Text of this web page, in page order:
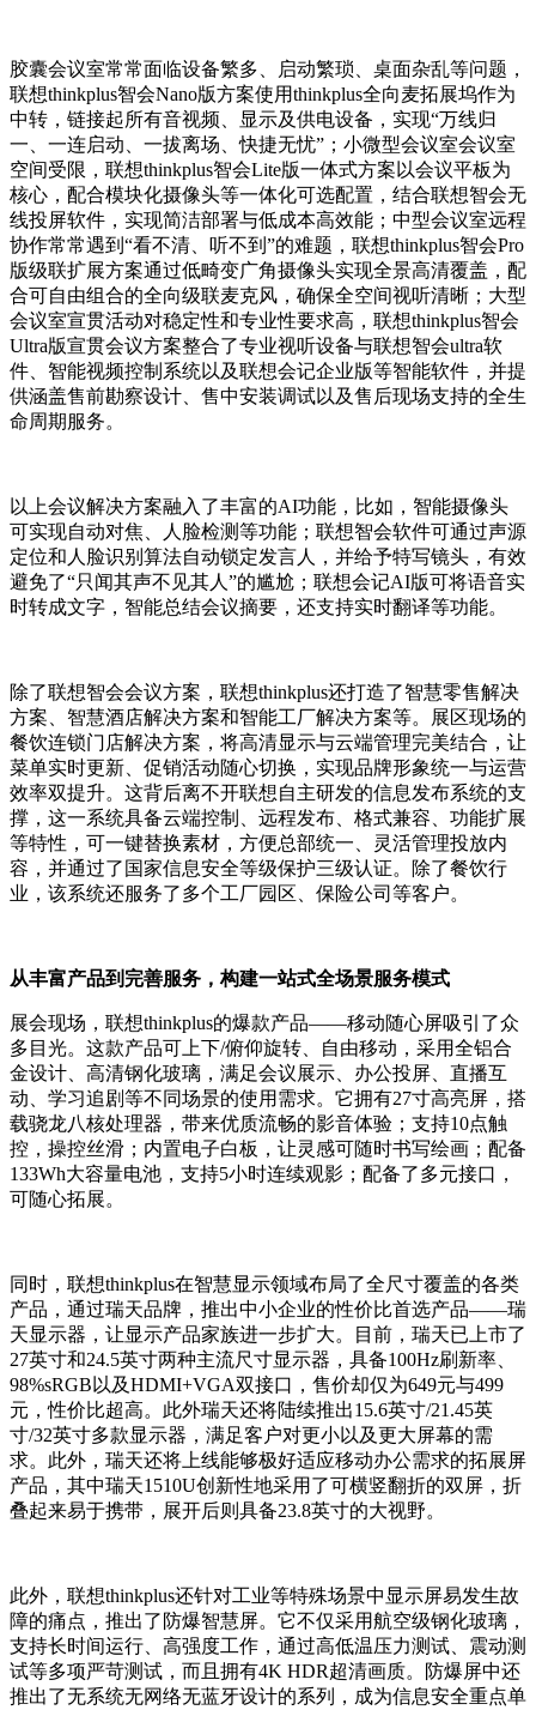
胶囊会议室常常面临设备繁多、启动繁琐、桌面杂乱等问题，
联想thinkplus智会Nano版方案使用thinkplus全向麦拓展坞作为
中转，链接起所有音视频、显示及供电设备，实现“万线归
一、一连启动、一拔离场、快捷无忧”；小微型会议室会议室
空间受限，联想thinkplus智会Lite版一体式方案以会议平板为
核心，配合模块化摄像头等一体化可选配置，结合联想智会无
线投屏软件，实现简洁部署与低成本高效能；中型会议室远程
协作常常遇到“看不清、听不到”的难题，联想thinkplus智会Pro
版级联扩展方案通过低畸变广角摄像头实现全景高清覆盖，配
合可自由组合的全向级联麦克风，确保全空间视听清晰；大型
会议室宣贯活动对稳定性和专业性要求高，联想thinkplus智会
Ultra版宣贯会议方案整合了专业视听设备与联想智会ultra软
件、智能视频控制系统以及联想会记企业版等智能软件，并提
供涵盖售前勘察设计、售中安装调试以及售后现场支持的全生
命周期服务。
以上会议解决方案融入了丰富的AI功能，比如，智能摄像头
可实现自动对焦、人脸检测等功能；联想智会软件可通过声源
定位和人脸识别算法自动锁定发言人，并给予特写镜头，有效
避免了“只闻其声不见其人”的尴尬；联想会记AI版可将语音实
时转成文字，智能总结会议摘要，还支持实时翻译等功能。
除了联想智会会议方案，联想thinkplus还打造了智慧零售解决
方案、智慧酒店解决方案和智能工厂解决方案等。展区现场的
餐饮连锁门店解决方案，将高清显示与云端管理完美结合，让
菜单实时更新、促销活动随心切换，实现品牌形象统一与运营
效率双提升。这背后离不开联想自主研发的信息发布系统的支
撑，这一系统具备云端控制、远程发布、格式兼容、功能扩展
等特性，可一键替换素材，方便总部统一、灵活管理投放内
容，并通过了国家信息安全等级保护三级认证。除了餐饮行
业，该系统还服务了多个工厂园区、保险公司等客户。
从丰富产品到完善服务，构建一站式全场景服务模式
展会现场，联想thinkplus的爆款产品——移动随心屏吸引了众
多目光。这款产品可上下/俯仰旋转、自由移动，采用全铝合
金设计、高清钢化玻璃，满足会议展示、办公投屏、直播互
动、学习追剧等不同场景的使用需求。它拥有27寸高亮屏，搭
载骁龙八核处理器，带来优质流畅的影音体验；支持10点触
控，操控丝滑；内置电子白板，让灵感可随时书写绘画；配备
133Wh大容量电池，支持5小时连续观影；配备了多元接口，
可随心拓展。
同时，联想thinkplus在智慧显示领域布局了全尺寸覆盖的各类
产品，通过瑞天品牌，推出中小企业的性价比首选产品——瑞
天显示器，让显示产品家族进一步扩大。目前，瑞天已上市了
27英寸和24.5英寸两种主流尺寸显示器，具备100Hz刷新率、
98%sRGB以及HDMI+VGA双接口，售价却仅为649元与499
元，性价比超高。此外瑞天还将陆续推出15.6英寸/21.45英
寸/32英寸多款显示器，满足客户对更小以及更大屏幕的需
求。此外，瑞天还将上线能够极好适应移动办公需求的拓展屏
产品，其中瑞天1510U创新性地采用了可横竖翻折的双屏，折
叠起来易于携带，展开后则具备23.8英寸的大视野。
此外，联想thinkplus还针对工业等特殊场景中显示屏易发生故
障的痛点，推出了防爆智慧屏。它不仅采用航空级钢化玻璃，
支持长时间运行、高强度工作，通过高低温压力测试、震动测
试等多项严苛测试，而且拥有4K HDR超清画质。防爆屏中还
推出了无系统无网络无蓝牙设计的系列，成为信息安全重点单